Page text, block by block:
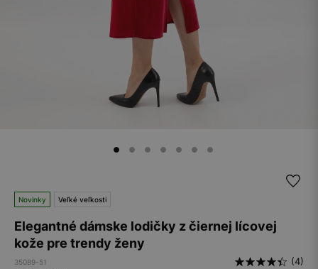
Novinky Veľké veľkosti
Elegantné dámske lodičky z čiernej lícovej
kože pre trendy ženy
35089-51 (4)